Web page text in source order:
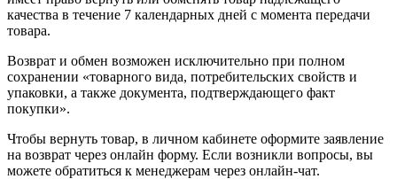
качества в течение 7 календарных дней с момента передачи
товара.
Возврат и обмен возможен исключительно при полном
сохранении «товарного вида, потребительских свойств и
упаковки, а также документа, подтверждающего факт
покупки».
Чтобы вернуть товар, в личном кабинете оформите заявление
на возврат через онлайн форму. Если возникли вопросы, вы
можете обратиться к менеджерам через онлайн-чат.